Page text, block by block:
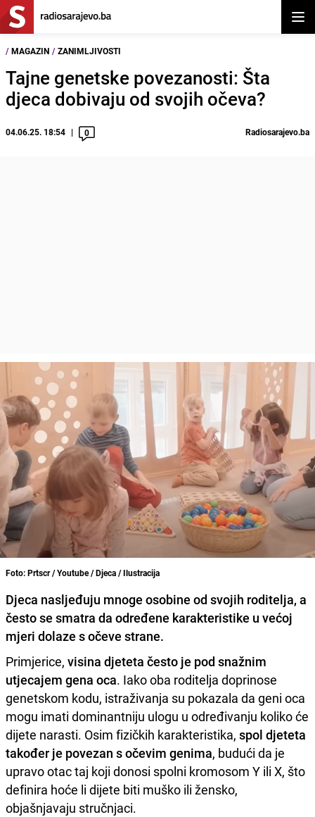
/ MAGAZIN / ZANIMLJIVOSTI
Tajne genetske povezanosti: Šta
djeca dobivaju od svojih očeva?
04.06.25. 18:54 0 Radiosarajevo.ba
Foto: Prtscr / Youtube / Djeca / Ilustracija
Djeca nasljeđuju mnoge osobine od svojih roditelja, a
često se smatra da određene karakteristike u većoj
mjeri dolaze s očeve strane.
Primjerice, visina djeteta često je pod snažnim
utjecajem gena oca. Iako oba roditelja doprinose
genetskom kodu, istraživanja su pokazala da geni oca
mogu imati dominantniju ulogu u određivanju koliko će
dijete narasti. Osim fizičkih karakteristika, spol djeteta
također je povezan s očevim genima, budući da je
upravo otac taj koji donosi spolni kromosom Y ili X, što
definira hoće li dijete biti muško ili žensko,
objašnjavaju stručnjaci.